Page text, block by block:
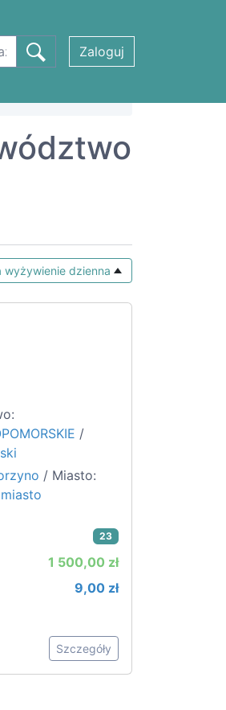
Zaloguj
wyżywienie dzienna
/
/ Miasto:
23
1 500,00 zł
9,00 zł
Szczegóły